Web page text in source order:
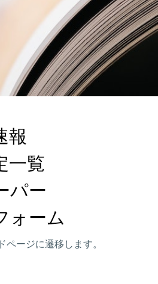
報
一覧
パー
ォーム
ージに遷移します。